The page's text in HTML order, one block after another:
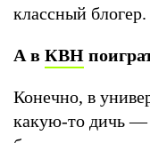
классный
А в КВН
Конечно, в
какую-то дичь —